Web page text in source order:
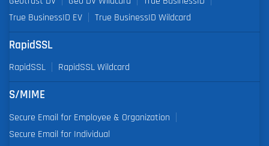
True BusinessID EV
True BusinessID Wildcard
RapidSSL
RapidSSL RapidSSL Wildcard
S/MIME
Secure Email for Employee & Organization
Secure Email for Individual